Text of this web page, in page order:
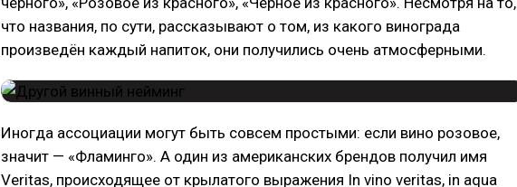
что названия, по сути, рассказывают о том, из какого винограда
произведён каждый напиток, они получились очень атмосферными.
Иногда ассоциации могут быть совсем простыми: если вино розовое,
значит — «Фламинго». А один из американских брендов получил имя
Veritas, происходящее от крылатого выражения In vino veritas, in aqua